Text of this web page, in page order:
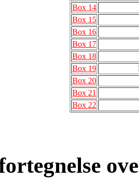
Box 14
Box 15
Box 16
Box 17
Box 18
Box 19
Box 20
Box 21
Box 22